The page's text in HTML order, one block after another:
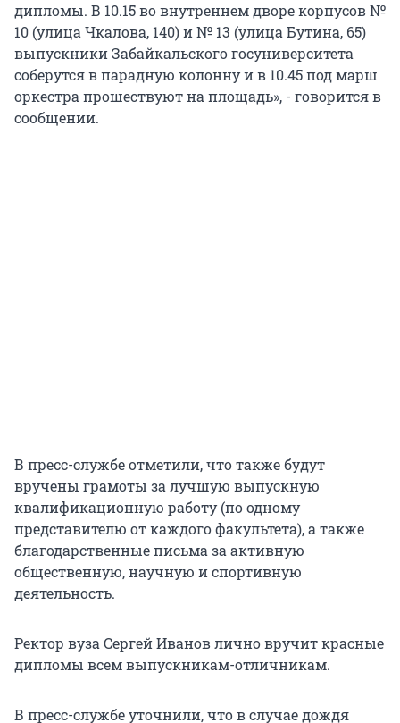
дипломы. В 10.15 во внутреннем дворе корпусов №
10 (улица Чкалова, 140) и № 13 (улица Бутина, 65)
выпускники Забайкальского госуниверситета
соберутся в парадную колонну и в 10.45 под марш
оркестра прошествуют на площадь», - говорится в
сообщении.
В пресс-службе отметили, что также будут
вручены грамоты за лучшую выпускную
квалификационную работу (по одному
представителю от каждого факультета), а также
благодарственные письма за активную
общественную, научную и спортивную
деятельность.
Ректор вуза Сергей Иванов лично вручит красные
дипломы всем выпускникам-отличникам.
В пресс-службе уточнили, что в случае дождя